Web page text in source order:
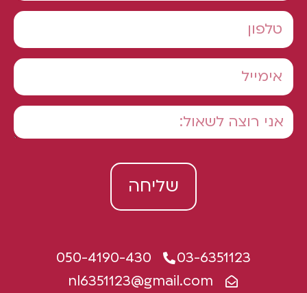
שליחה
03-6351123
050-4190-430
nl6351123@gmail.com